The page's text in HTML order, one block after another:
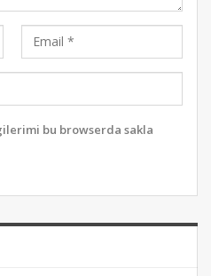
bu browserda sakla